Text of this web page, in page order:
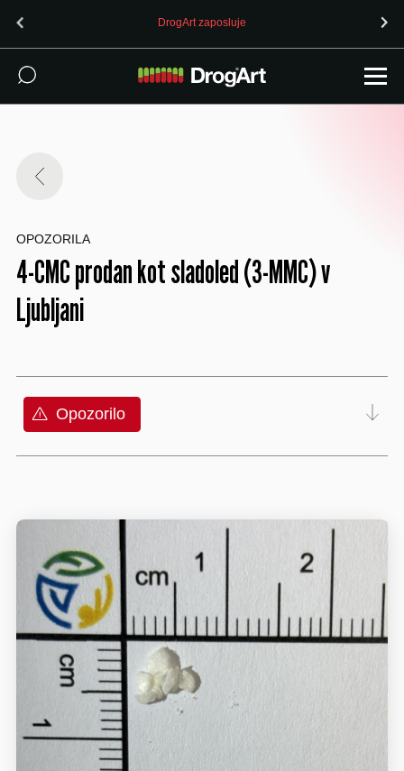
DrogArt zaposluje
OPOZORILA
4-CMC prodan kot sladoled (3-MMC) v
Ljubljani
Opozorilo